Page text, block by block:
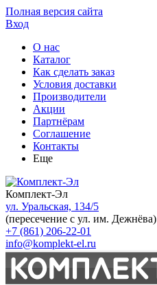
Полная версия сайта
Вход
О нас
Каталог
Как сделать заказ
Условия доставки
Производители
Акции
Партнёрам
Соглашение
Контакты
Еще
Комплект-Эл
ул. Уральская, 134/5
(пересечение с ул. им. Дежнёва)
+7 (861) 206-22-01
info@komplekt-el.ru